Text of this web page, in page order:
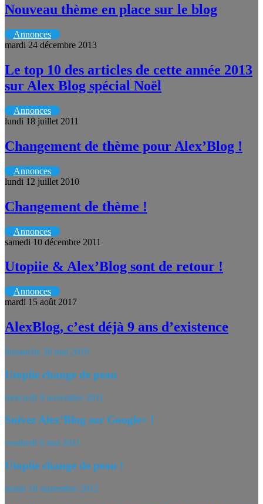
Nouveau thème en place sur le blog
Annonces
mardi 24 décembre 2013
Le top 10 des articles de cette année 2013
sur Alex Blog spécial Noël
Annonces
lundi 18 juillet 2011
Changement de thème pour Alex’Blog !
Annonces
lundi 12 juillet 2010
Changement de thème !
Annonces
samedi 10 décembre 2011
Utopiie & Alex’Blog sont de retour !
Annonces
mardi 15 août 2017
AlexBlog, c’est déjà 9 ans d’existence
dimanche 30 mai 2010
Utopiie change de peau
mercredi 9 novembre 2011
Suivez Alex’Blog sur Google+ !
vendredi 6 mai 2011
Utopiie change de peau !
mardi 18 septembre 2012